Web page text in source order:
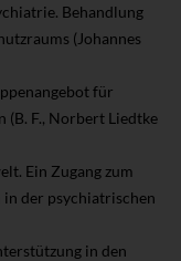
Behandlung
(Johannes
für
(B. F., Norbert Liedtke
Ein Zugang zum
in der psychiatrischen
in den